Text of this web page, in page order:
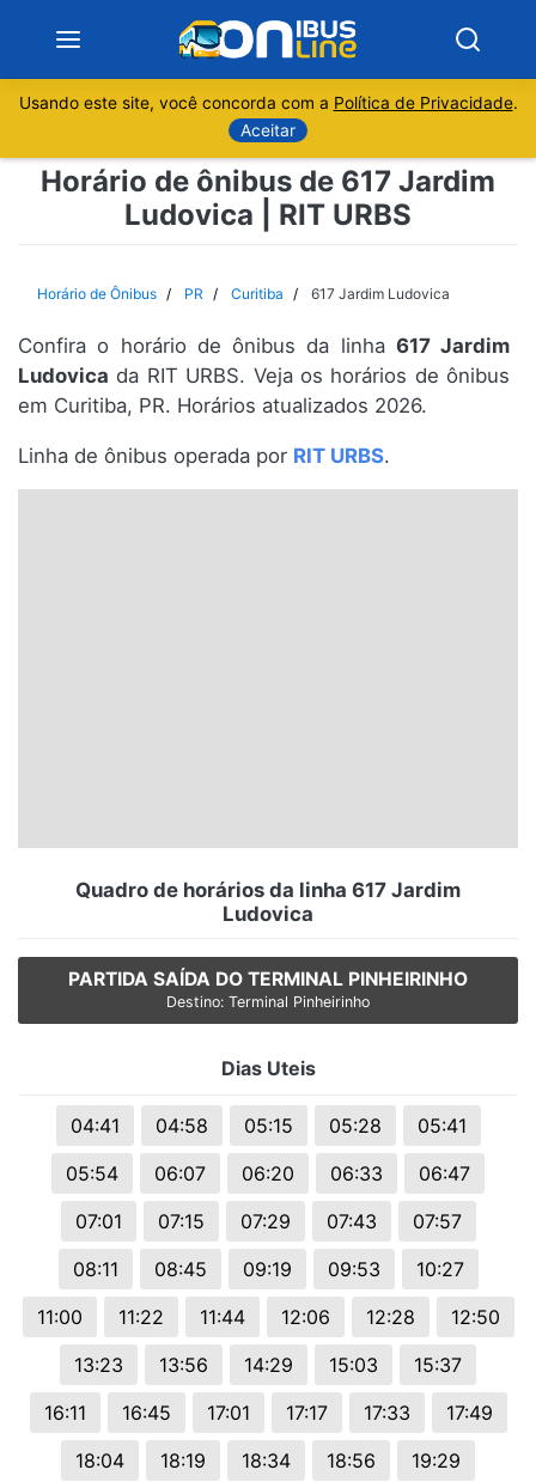
Sobre
Rio de Janeiro
Usando este site, você concorda com a Política de Privacidade.
Aceitar
Horário de ônibus de 617 Jardim
Ludovica | RIT URBS
Horário de Ônibus PR Curitiba 617 Jardim Ludovica
Confira o horário de ônibus da linha 617 Jardim
Ludovica da RIT URBS. Veja os horários de ônibus
em Curitiba, PR. Horários atualizados 2026.
Linha de ônibus operada por RIT URBS.
Quadro de horários da linha 617 Jardim
Ludovica
PARTIDA SAÍDA DO TERMINAL PINHEIRINHO
Destino: Terminal Pinheirinho
Dias Uteis
04:41 04:58 05:15 05:28
05:41
05:54
06:07 06:20 06:33
06:47
07:01
07:15 07:29 07:43
07:57
08:11
08:45 09:19 09:53
10:27
11:00
11:22 11:44 12:06 12:28
12:50
13:23
13:56 14:29 15:03
15:37
16:11
16:45 17:01 17:17 17:33
17:49
18:04
18:19 18:34 18:56
19:29